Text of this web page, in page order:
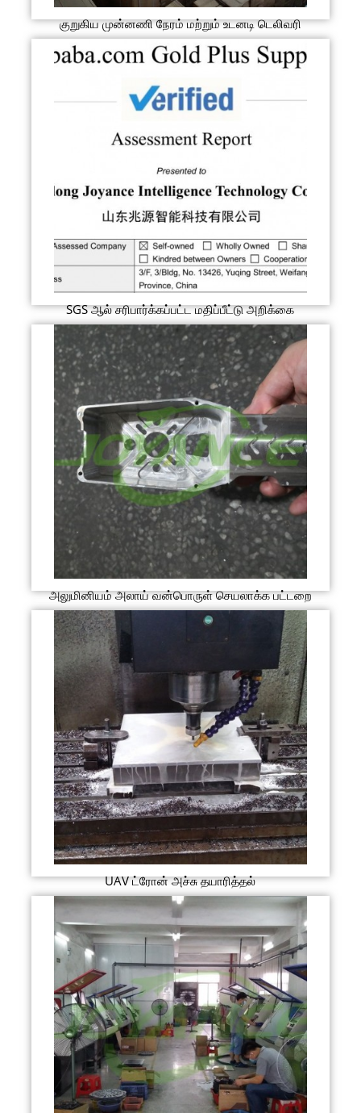
குறுகிய முன்னணி நேரம் மற்றும் உடனடி டெலிவரி
SGS ஆல் சரிபார்க்கப்பட்ட மதிப்பீட்டு அறிக்கை
அலுமினியம் அலாய் வன்பொருள் செயலாக்க பட்டறை
UAV ட்ரோன் அச்சு தயாரித்தல்